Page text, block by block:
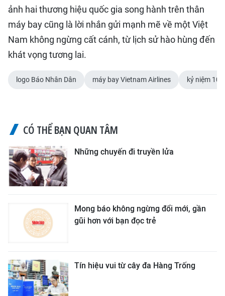
ảnh hai thương hiệu quốc gia song hành trên thân
máy bay cũng là lời nhắn gửi mạnh mẽ về một Việt
Nam không ngừng cất cánh, từ lịch sử hào hùng đến
khát vọng tương lai.
logo Báo Nhân Dân máy bay Vietnam Airlines kỷ niệm
CÓ THỂ BẠN QUAN TÂM
Những chuyến đi truyền lửa
Mong báo không ngừng đổi mới, gần
gũi hơn với bạn đọc trẻ
Tín hiệu vui từ cây đa Hàng Trống